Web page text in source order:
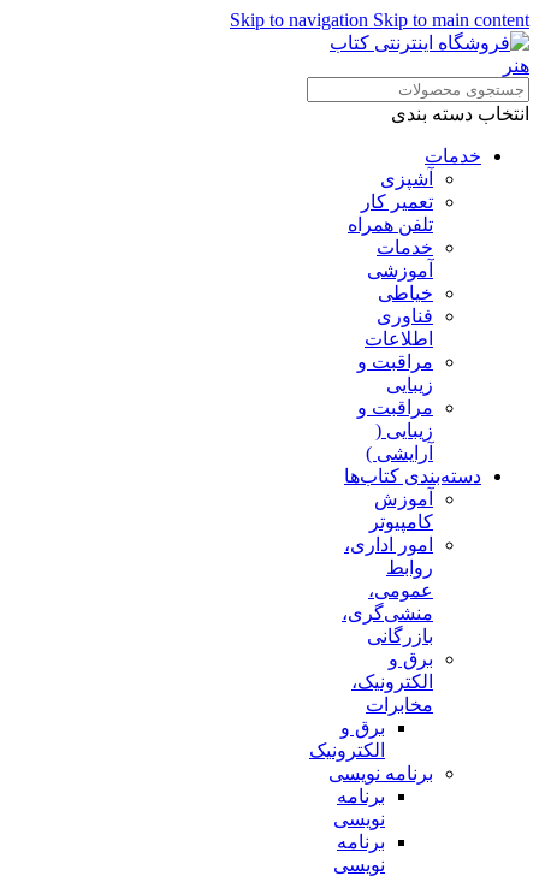
Skip to navigation Skip to main content
انتخاب دسته بندی
خدمات
آشپزی
تعمیر کار
تلفن همراه
خدمات
آموزشی
خیاطی
فناوری
اطلاعات
مراقبت و
زیبایی
مراقبت و
زیبایی (
آرایشی )
دسته‌بندی کتاب‌ها
آموزش
کامپیوتر
امور اداری،
روابط
عمومی،
منشی‌گری،
بازرگانی
برق و
الکترونیک،
مخابرات
برق و
الکترونیک
برنامه نویسی
برنامه
نویسی
برنامه
نویسی